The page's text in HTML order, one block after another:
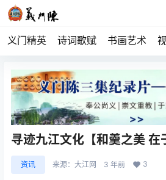
义门精英 诗词歌赋 书画艺术
寻迹九江文化【和羹之美 在
资讯 来源： 大江网 3 年前 3